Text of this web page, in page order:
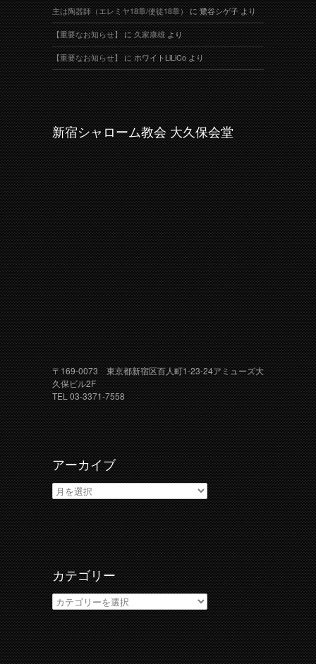
主は陶器師（エレミヤ18章/使徒18章）に鷺谷シゲ子より
【重要なお知らせ】に久家康雄より
【重要なお知らせ】にホワイトLiLiCoより
新宿シャローム教会 大久保会堂
〒169-0073 東京都新宿区百人町1-23-24アミューズ大
久保ビル2F
TEL 03-3371-7558
アーカイブ
ア
ー
カ
イ
ブ
カテゴリー
カ
テ
ゴ
リ
ー